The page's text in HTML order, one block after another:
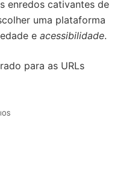
enredos cativantes de
uma plataforma
e acessibilidade.
para as URLs